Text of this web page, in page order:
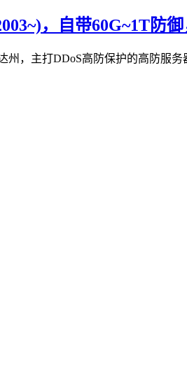
，自带60G~1T防
，主打DDoS高防保护的高防服